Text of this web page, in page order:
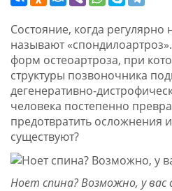
Состояние, когда регулярно
называют
форм остеоартроза, при
структуры позвоночника
дегенеративно-
человека постепенно
предотвратить осложнения
существуют?
Ноет спина? Возможно, у вас